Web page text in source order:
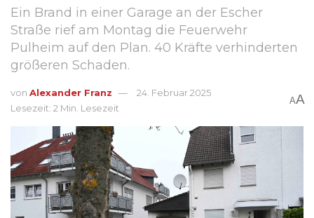
Ein Brand in einer Garage an der Escher
Straße rief am Montag die Feuerwehr
Pulheim auf den Plan. 40 Kräfte verhinderten
größeren Schaden.
von Alexander Franz
24. Februar 2025
Lesezeit: 2 Min. Lesezeit
AA